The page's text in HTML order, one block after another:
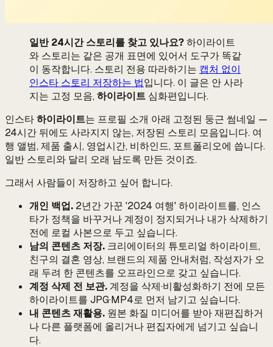
일반 24시간 스토리를 찾고 있나요?하이라이트
와 스토리는 같은 공개 표면에 있어서 도구가 똑같
이 동작합니다. 스토리 전용 따라하기는 캡처 없이
인스타 스토리 저장하는 법입니다. 이 글은 안 사라
지는 고정 모음, 하이라이트 심화편입니다.
인스타하이라이트는 프로필 소개 아래 고정된 둥근 썸네일 —
24시간 뒤에도 사라지지 않는, 저장된 스토리 모음입니다. 여
행 앨범, 제품 출시, 영업시간, 비하인드, 포트폴리오에 씁니다.
일반 스토리와 달리 오래 남도록 만든 것이죠.
그래서 사람들이 저장하고 싶어 합니다.
개인 백업. 2년간 가꾼 '2024 여행' 하이라이트를, 인스
타가 정책을 바꾸거나 계정이 정지되거나 내가 삭제하기
전에 로컬 사본으로 두고 싶습니다.
남의 콘텐츠 저장. 크리에이터의 튜토리얼 하이라이트,
친구의 결혼 영상, 브랜드의 제품 안내처럼, 작성자가 오
래 두려 한 콘텐츠를 오프라인으로 갖고 싶습니다.
계정 삭제 전 보관. 계정을 삭제·비활성화하기 전에 모든
하이라이트를 JPG·MP4로 먼저 남기고 싶습니다.
내 콘텐츠 재활용. 원본 화질 미디어를 받아 재편집하거
나 다른 플랫폼에 올리거나 편집자에게 넘기고 싶습니
다.